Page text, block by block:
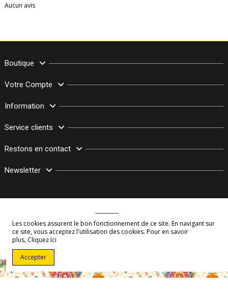
Aucun avis
Boutique
Votre Compte
Information
Service clients
Restons en contact
Newsletter
© Copyright 2003–2026 Bollymarket.com - Tous Droits Réservés
Les cookies assurent le bon fonctionnement de ce site. En navigant sur
ce site, vous acceptez l'utilisation des cookies. Pour en savoir
plus, Cliquez Ici
Accepter